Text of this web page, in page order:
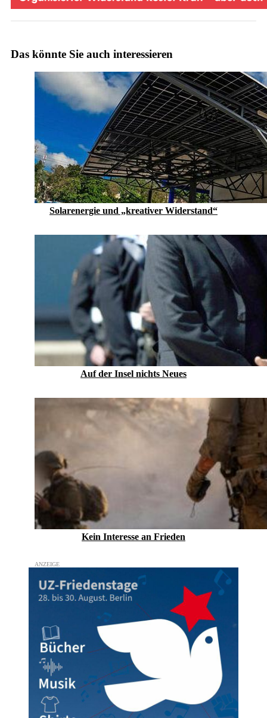
Das könnte Sie auch interessieren
Solarenergie und „kreativer Widerstand“
Auf der Insel nichts Neues
Kein Inte­resse an Frieden